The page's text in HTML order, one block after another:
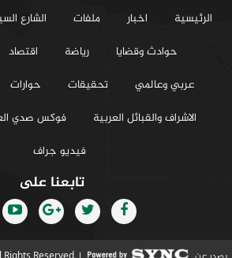
الرئيسية اخبار ملفات الشارع
حوادث وقضايا
رياضة اقتصاد
عربي وعالمي
تحقيقات حوارات
الاشراف والقبائل العربية
فوكس صدي
فيديو جراف
تابعنا على